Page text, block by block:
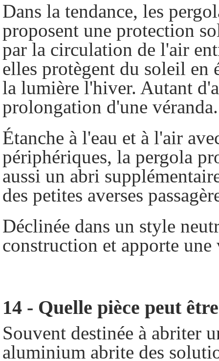
Dans la tendance, les
proposent une protection
par la circulation de l'air
elles protègent du soleil en
la lumière l'hiver. Autant
prolongation d'une véranda.
Étanche à l'eau et à l'air
périphériques, la pergola
aussi un abri
des petites averses
Déclinée dans un style
construction et apporte
14 - Quelle pièce peut
Souvent destinée à abriter
aluminium abrite des